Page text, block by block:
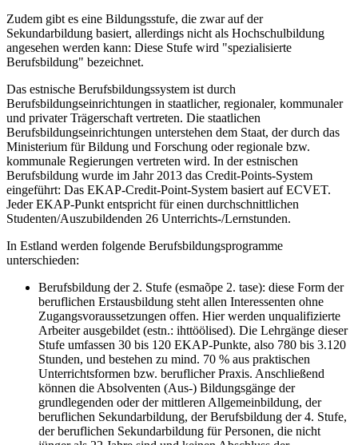
Zudem gibt es eine Bildungsstufe, die zwar auf der
Sekundarbildung basiert, allerdings nicht als Hochschulbildung
angesehen werden kann: Diese Stufe wird "spezialisierte
Berufsbildung" bezeichnet.
Das estnische Berufsbildungssystem ist durch
Berufsbildungseinrichtungen in staatlicher, regionaler, kommunaler
und privater Trägerschaft vertreten. Die staatlichen
Berufsbildungseinrichtungen unterstehen dem Staat, der durch das
Ministerium für Bildung und Forschung oder regionale bzw.
kommunale Regierungen vertreten wird. In der estnischen
Berufsbildung wurde im Jahr 2013 das Credit-Points-System
eingeführt: Das EKAP-Credit-Point-System basiert auf ECVET.
Jeder EKAP-Punkt entspricht für einen durchschnittlichen
Studenten/Auszubildenden 26 Unterrichts-/Lernstunden.
In Estland werden folgende Berufsbildungsprogramme
unterschieden:
Berufsbildung der 2. Stufe (esmaõpe 2. tase): diese Form der
beruflichen Erstausbildung steht allen Interessenten ohne
Zugangsvoraussetzungen offen. Hier werden unqualifizierte
Arbeiter ausgebildet (estn.: ihttöölised). Die Lehrgänge dieser
Stufe umfassen 30 bis 120 EKAP-Punkte, also 780 bis 3.120
Stunden, und bestehen zu mind. 70 % aus praktischen
Unterrichtsformen bzw. beruflicher Praxis. Anschließend
können die Absolventen (Aus-) Bildungsgänge der
grundlegenden oder der mittleren Allgemeinbildung, der
beruflichen Sekundarbildung, der Berufsbildung der 4. Stufe,
der beruflichen Sekundarbildung für Personen, die nicht